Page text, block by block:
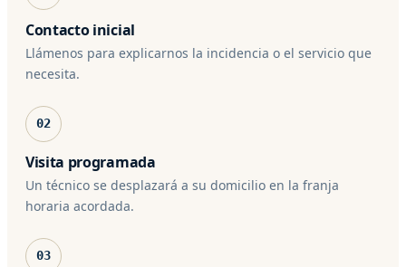
Contacto inicial
Llámenos para explicarnos la incidencia o el servicio que
necesita.
02
Visita programada
Un técnico se desplazará a su domicilio en la franja
horaria acordada.
03